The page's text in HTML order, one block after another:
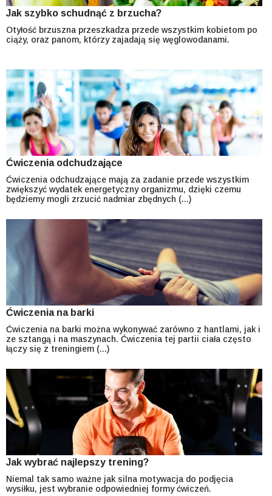
Jak szybko schudnąć z brzucha?
Otyłość brzuszna przeszkadza przede wszystkim kobietom po
ciąży, oraz panom, którzy zajadają się węglowodanami.
Ćwiczenia odchudzające
Ćwiczenia odchudzające mają za zadanie przede wszystkim
zwiększyć wydatek energetyczny organizmu, dzięki czemu
będziemy mogli zrzucić nadmiar zbędnych (...)
Ćwiczenia na barki
Ćwiczenia na barki można wykonywać zarówno z hantlami, jak i
ze sztangą i na maszynach. Ćwiczenia tej partii ciała często
łączy się z treningiem (...)
Jak wybrać najlepszy trening?
Niemal tak samo ważne jak silna motywacja do podjęcia
wysiłku, jest wybranie odpowiedniej formy ćwiczeń.